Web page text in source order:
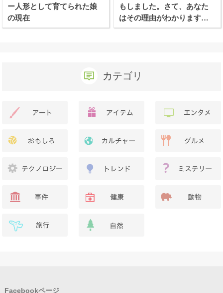
ー人形として育てられた娘
の現在
もしました。さて、あなた
はその理由がわかります
か？
カテゴリ
Facebookページ